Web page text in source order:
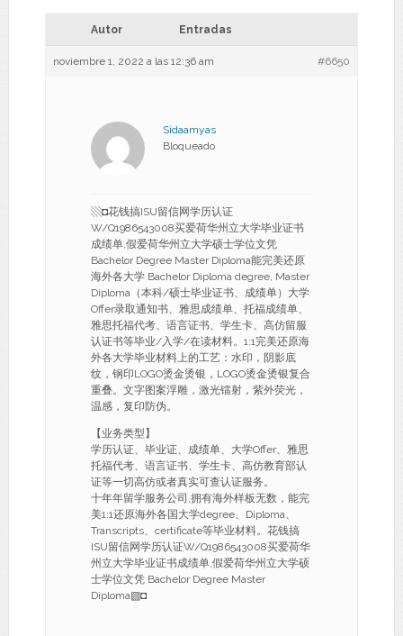
Autor Entradas
noviembre 1, 2022 a las 12:36 am #6650
Sidaamyas
Bloqueado
▧◘花钱搞ISU留信网学历认证
W/Q1986543008买爱荷华州立大学毕业证书
成绩单,假爱荷华州立大学硕士学位文凭
Bachelor Degree Master Diploma能完美还原
海外各大学 Bachelor Diploma degree, Master
Diploma（本科/硕士毕业证书、成绩单）大学
Offer录取通知书、雅思成绩单、托福成绩单、
雅思托福代考、语言证书、学生卡、高仿留服
认证书等毕业/入学/在读材料。1:1完美还原海
外各大学毕业材料上的工艺：水印，阴影底
纹，钢印LOGO烫金烫银，LOGO烫金烫银复合
重叠。文字图案浮雕，激光镭射，紫外荧光，
温感，复印防伪。
【业务类型】
学历认证、毕业证、成绩单、大学Offer、雅思
托福代考、语言证书、学生卡、高仿教育部认
证等一切高仿或者真实可查认证服务。
十年年留学服务公司,拥有海外样板无数，能完
美1:1还原海外各国大学degree、Diploma、
Transcripts、certificate等毕业材料。花钱搞
ISU留信网学历认证W/Q1986543008买爱荷华
州立大学毕业证书成绩单,假爱荷华州立大学硕
士学位文凭 Bachelor Degree Master
Diploma▧◘